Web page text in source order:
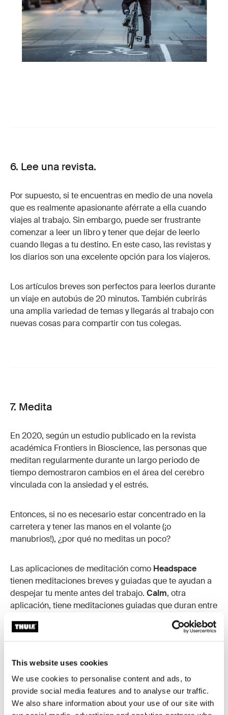
This website uses cookies
We use cookies to personalise content and ads, to
provide social media features and to analyse our traffic.
We also share information about your use of our site with
6. Lee una revista.
Por supuesto, si te encuentras en medio de una novela
que es realmente apasionante aférrate a ella cuando
viajes al trabajo. Sin embargo, puede ser frustrante
comenzar a leer un libro y tener que dejar de leerlo
cuando llegas a tu destino. En este caso, las revistas y
los diarios son una excelente opción para los viajeros.
Los artículos breves son perfectos para leerlos durante
un viaje en autobús de 20 minutos. También cubrirás
una amplia variedad de temas y llegarás al trabajo con
nuevas cosas para compartir con tus colegas.
7. Medita
En 2020, según un estudio publicado en la revista
académica Frontiers in Bioscience, las personas que
meditan regularmente durante un largo periodo de
tiempo demostraron cambios en el área del cerebro
vinculada con la ansiedad y el estrés.
Entonces, si no es necesario estar concentrado en la
carretera y tener las manos en el volante (¡o
manubrios!), ¿por qué no meditas un poco?
Las aplicaciones de meditación como Headspace
tienen meditaciones breves y guiadas que te ayudan a
despejar tu mente antes del trabajo. Calm, otra
aplicación, tiene meditaciones guiadas que duran entre
3 y 25 minutos y la aplicación de meditaciónInsight
Timerte permite configurar un temporizador y meditar
solo.
elegir una meditación según tus necesidades:
reducción del estrés, ejercicios de respiración,
ansiedad, incluso gratitud.